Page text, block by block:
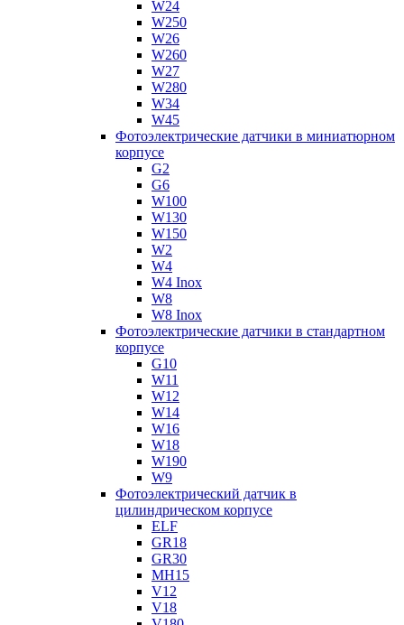
W24
W250
W26
W260
W27
W280
W34
W45
Фотоэлектрические датчики в миниатюрном
корпусе
G2
G6
W100
W130
W150
W2
W4
W4 Inox
W8
W8 Inox
Фотоэлектрические датчики в стандартном
корпусе
G10
W11
W12
W14
W16
W18
W190
W9
Фотоэлектрический датчик в
цилиндрическом корпусе
ELF
GR18
GR30
MH15
V12
V18